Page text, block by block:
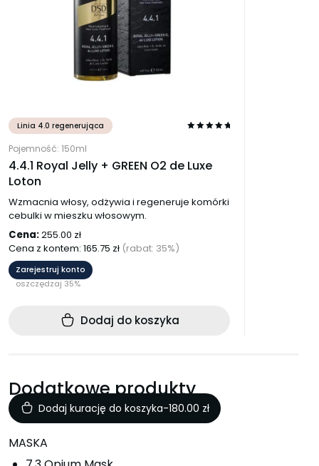
Linia 4.0 regenerująca
Pojemność: 150ml
4.4.1 Royal Jelly + GREEN O2 de Luxe
Loton
Wzmacnia włosy, odżywia i regeneruje komórki
cebulki w mieszku włosowym.
Cena:255.00 zł
Cena z kontem: 165.75 zł (rabat: 35%)
Zarejestruj konto
oszczędzaj 35%
Dodaj do koszyka
Dodatkowe produkty
Dodaj kurację do koszyka-180.00 zł
MASKA